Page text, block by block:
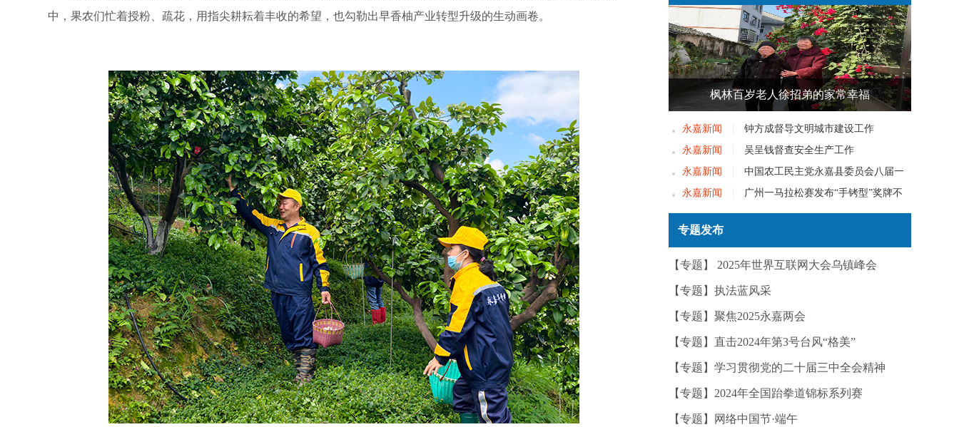
中，果农们忙着授粉、疏花，用指尖耕耘着丰收的希望，也勾勒出早香柚产业转型升级的生动画卷。
枫林百岁老人徐招弟的家常幸福
永嘉新闻
钟方成督导文明城市建设工作
永嘉新闻
吴呈钱督查安全生产工作
永嘉新闻
中国农工民主党永嘉县委员会八届一
次党员大会召开
永嘉新闻
广州一马拉松赛发布“手铐型”奖牌不
实——今日辟谣（2025年12月25日）
专题发布
【专题】 2025年世界互联网大会乌镇峰会
【专题】执法蓝风采
【专题】聚焦2025永嘉两会
【专题】直击2024年第3号台风“格美”
【专题】学习贯彻党的二十届三中全会精神
【专题】2024年全国跆拳道锦标系列赛
【专题】网络中国节·端午